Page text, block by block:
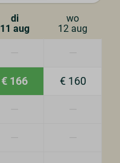
di
11 aug
wo
12 aug
€ 166 € 160